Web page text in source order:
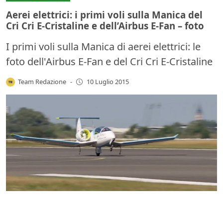
Aerei elettrici: i primi voli sulla Manica del
Cri Cri E-Cristaline e dell’Airbus E-Fan – foto
I primi voli sulla Manica di aerei elettrici: le
foto dell'Airbus E-Fan e del Cri Cri E-Cristaline
Team Redazione - 10 Luglio 2015